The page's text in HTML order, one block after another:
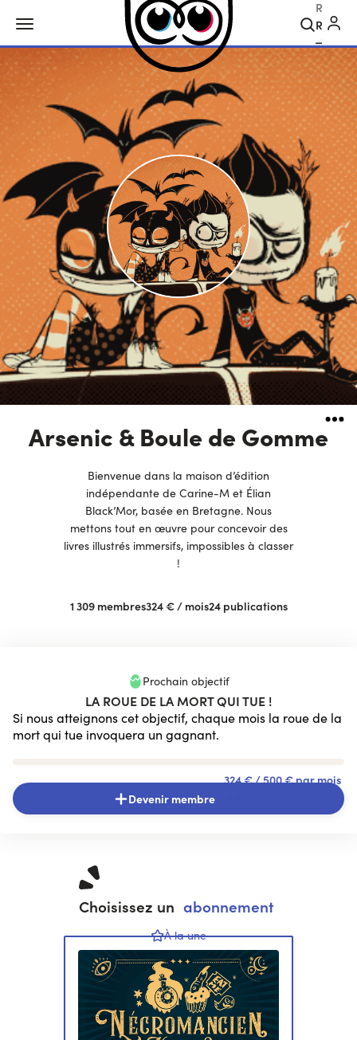
Arsenic & Boule de Gomme
Bienvenue dans la maison d’édition
indépendante de Carine-M et Élian
Black’Mor, basée en Bretagne. Nous
mettons tout en œuvre pour concevoir des
livres illustrés immersifs, impossibles à classer
!
1 309 membres324 €/ mois24 publications
Prochain objectif
LA ROUE DE LA MORT QUI TUE !
Si nous atteignons cet objectif, chaque mois la roue de la
mort qui tue invoquera un gagnant.
324 €/ 500 € par mois
Devenir membre
Choisissez un abonnement
À la une